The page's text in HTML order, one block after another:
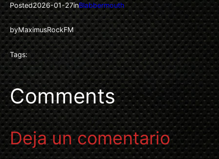
Posted2026-01-27inBlabbermouth
byMaximusRockFM
Tags:
Comments
Deja un comentario